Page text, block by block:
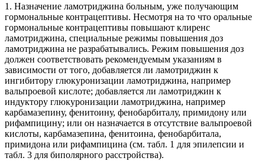
1. Назначение ламотриджина больным, уже получающим
гормональные контрацептивы. Несмотря на то что оральные
гормональные контрацептивы повышают клиренс
ламотриджина, специальные режимы повышения доз
ламотриджина не разрабатывались. Режим повышения доз
должен соответствовать рекомендуемым указаниям в
зависимости от того, добавляется ли ламотриджин к
ингибитору глюкуронизации ламотриджина, например
вальпроевой кислоте; добавляется ли ламотриджин к
индуктору глюкуронизации ламотриджина, например
карбамазепину, фенитоину, фенобарбиталу, примидону или
рифампицину; или он назначается в отсутствие вальпроевой
кислоты, карбамазепина, фенитоина, фенобарбитала,
примидона или рифампицина (см. табл. 1 для эпилепсии и
табл. 3 для биполярного расстройства).